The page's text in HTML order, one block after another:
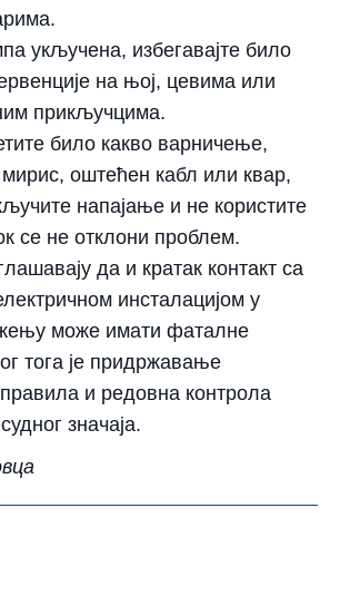
укључена, избегавајте било
на њој, цевима или
прикључцима.
било какво варничење,
оштећен кабл или квар,
напајање и не користите
се не отклони проблем.
да и кратак контакт са
инсталацијом у
може имати фаталне
тога је придржавање
и редовна контрола
значаја.